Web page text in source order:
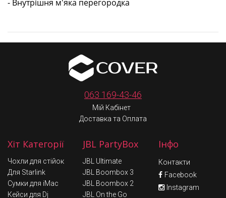
- Внутрішня м'яка перегородка
063 169-43-46
Мій Кабінет
Доставка та Оплата
Хіт Категорії
Чохли для стійок
Для Starlink
Сумки для iMac
Кейси для Dj
JBL PartyBox
JBL Ultimate
JBL Boombox 3
JBL Boombox 2
JBL On the Go
Інфо
Контакти
Facebook
Instagram